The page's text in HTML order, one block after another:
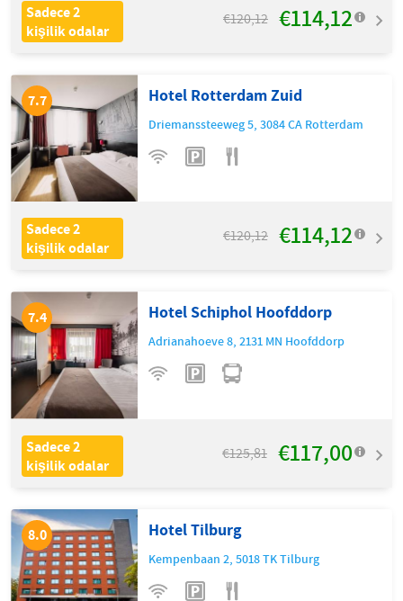
8.0 Hotel Tilburg
Kempenbaan 2,5018 TKTilburg
7.4 Hotel Schiphol Hoofddorp
Adrianahoeve 8,2131 MN Hoofddorp
Sadece 2
kişilik odalar
€125,81 €117,00
7.7 Hotel Rotterdam Zuid
Driemanssteeweg 5,3084 CA Rotterdam
Sadece 2
kişilik odalar
€120,12 €114,12
Sadece 2
kişilik odalar
€120,12 €114,12